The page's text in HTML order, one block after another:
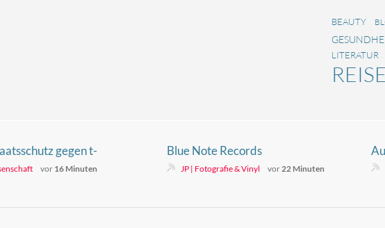
BEAUTY
LITERATUR
gegen t-
vor 16 Minuten
Blue Note Records
JP | Fotografie & Vinyl vor22 Minuten